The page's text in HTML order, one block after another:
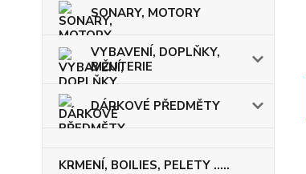
SONARY, MOTORY
VYBAVENÍ, DOPLŇKY,
BIŽUTERIE
DÁRKOVÉ PŘEDMĚTY
KRMENÍ, BOILIES, PELETY .....